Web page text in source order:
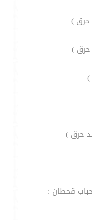
حرق )
حرق )
حرق )
قحطان :